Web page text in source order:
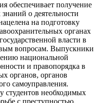
обеспечивает получение
о деятельности
на подготовку
органах
власти в
вопросам. Выпускники
национальной
и правопорядка в
органов, органов
самоуправления.
студентов необходимых